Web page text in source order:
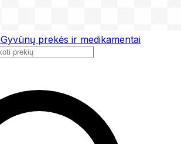
Gyvūnų prekės ir medikamentai